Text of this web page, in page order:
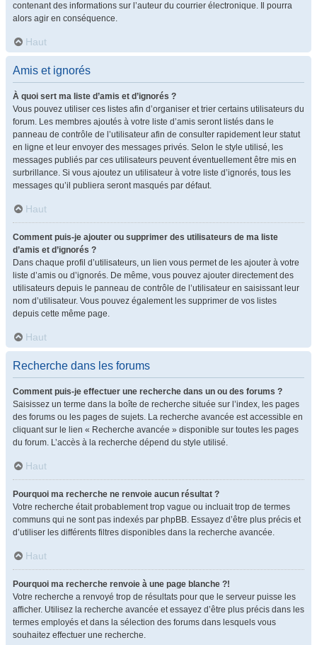
contenant des informations sur l’auteur du courrier électronique. Il pourra
alors agir en conséquence.
Haut
Amis et ignorés
À quoi sert ma liste d’amis et d’ignorés ?
Vous pouvez utiliser ces listes afin d’organiser et trier certains utilisateurs du
forum. Les membres ajoutés à votre liste d’amis seront listés dans le
panneau de contrôle de l’utilisateur afin de consulter rapidement leur statut
en ligne et leur envoyer des messages privés. Selon le style utilisé, les
messages publiés par ces utilisateurs peuvent éventuellement être mis en
surbrillance. Si vous ajoutez un utilisateur à votre liste d’ignorés, tous les
messages qu’il publiera seront masqués par défaut.
Haut
Comment puis-je ajouter ou supprimer des utilisateurs de ma liste
d’amis et d’ignorés ?
Dans chaque profil d’utilisateurs, un lien vous permet de les ajouter à votre
liste d’amis ou d’ignorés. De même, vous pouvez ajouter directement des
utilisateurs depuis le panneau de contrôle de l’utilisateur en saisissant leur
nom d’utilisateur. Vous pouvez également les supprimer de vos listes
depuis cette même page.
Haut
Recherche dans les forums
Comment puis-je effectuer une recherche dans un ou des forums ?
Saisissez un terme dans la boîte de recherche située sur l’index, les pages
des forums ou les pages de sujets. La recherche avancée est accessible en
cliquant sur le lien « Recherche avancée » disponible sur toutes les pages
du forum. L’accès à la recherche dépend du style utilisé.
Haut
Pourquoi ma recherche ne renvoie aucun résultat ?
Votre recherche était probablement trop vague ou incluait trop de termes
communs qui ne sont pas indexés par phpBB. Essayez d’être plus précis et
d’utiliser les différents filtres disponibles dans la recherche avancée.
Haut
Pourquoi ma recherche renvoie à une page blanche ?!
Votre recherche a renvoyé trop de résultats pour que le serveur puisse les
afficher. Utilisez la recherche avancée et essayez d’être plus précis dans les
termes employés et dans la sélection des forums dans lesquels vous
souhaitez effectuer une recherche.